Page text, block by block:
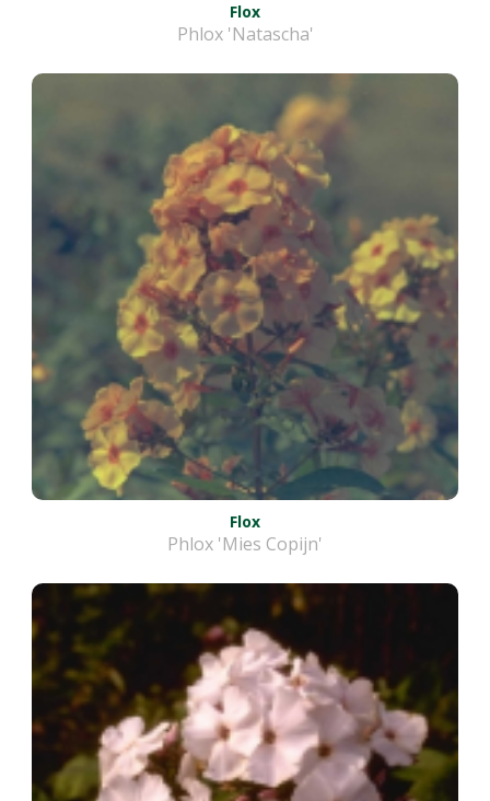
Flox
Phlox 'Natascha'
Flox
Phlox 'Mies Copijn'